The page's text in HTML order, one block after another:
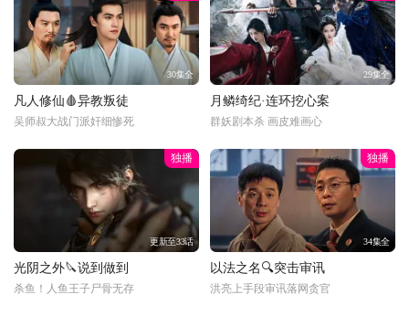
30集全
凡人修仙🩸异教叛徒
吴师叔大战门派奸细惨死
29集全
月鳞绮纪·连环挖心案
群妖剧本杀 画皮难画心
独播
更新至33话
光阴之外🔪说到做到
杀鱼！人鱼王子尸骨无存
独播
34集全
以法之名🔍突击审讯
洪亮上手段审讯落网贪官